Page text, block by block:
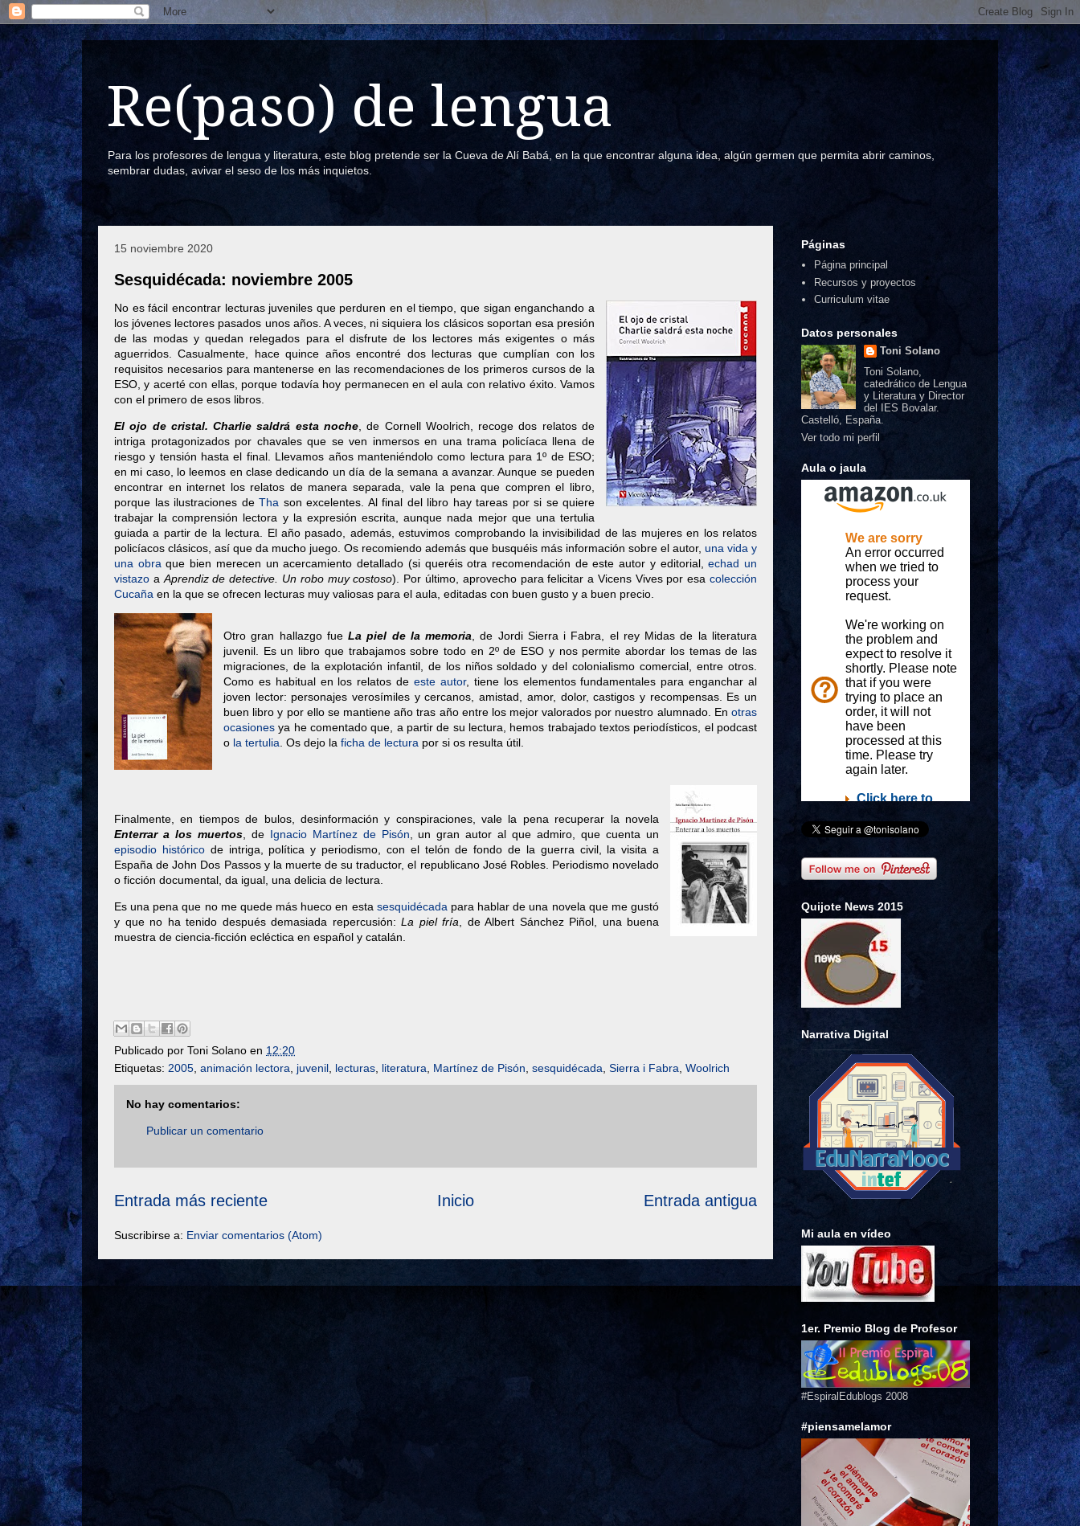
Re(paso) de lengua
Para los profesores de lengua y literatura, este blog pretende ser la Cueva de Alí Babá, en la que encontrar alguna idea, algún germen que permita abrir caminos,
sembrar dudas, avivar el seso de los más inquietos.
15 noviembre 2020
Sesquidécada: noviembre 2005
No es fácil encontrar lecturas juveniles que perduren en el tiempo, que sigan enganchando a
los jóvenes lectores pasados unos años. A veces, ni siquiera los clásicos soportan esa presión
de las modas y quedan relegados para el disfrute de los lectores más exigentes o más
aguerridos. Casualmente, hace quince años encontré dos lecturas que cumplían con los
requisitos necesarios para mantenerse en las recomendaciones de los primeros cursos de la
ESO, y acerté con ellas, porque todavía hoy permanecen en el aula con relativo éxito. Vamos
con el primero de esos libros.
El ojo de cristal. Charlie saldrá esta noche , de Cornell Woolrich, recoge dos relatos de
intriga protagonizados por chavales que se ven inmersos en una trama policíaca llena de
riesgo y tensión hasta el final. Llevamos años manteniéndolo como lectura para 1º de ESO;
en mi caso, lo leemos en clase dedicando un día de la semana a avanzar. Aunque se pueden
encontrar en internet los relatos de manera separada, vale la pena que compren el libro,
porque las ilustraciones de Tha son excelentes. Al final del libro hay tareas por si se quiere
trabajar la comprensión lectora y la expresión escrita, aunque nada mejor que una tertulia
guiada a partir de la lectura. El año pasado, además, estuvimos comprobando la invisibilidad de las mujeres en los relatos
policíacos clásicos, así que da mucho juego. Os recomiendo además que busquéis más información sobre el autor, una vida y
una obra que bien merecen un acercamiento detallado (si queréis otra recomendación de este autor y editorial,echad un
vistazo a Aprendiz de detective. Un robo muy costoso). Por último, aprovecho para felicitar a Vicens Vives por esacolección
Cucaña en la que se ofrecen lecturas muy valiosas para el aula, editadas con buen gusto y a buen precio.
Otro gran hallazgo fueLa piel de la memoria , de Jordi Sierra i Fabra, el rey Midas de la literatura
juvenil. Es un libro que trabajamos sobre todo en 2º de ESO y nos permite abordar los temas de las
migraciones, de la explotación infantil, de los niños soldado y del colonialismo comercial, entre otros.
Como es habitual en los relatos deeste autor, tiene los elementos fundamentales para enganchar al
joven lector: personajes verosímiles y cercanos, amistad, amor, dolor, castigos y recompensas. Es un
buen libro y por ello se mantiene año tras año entre los mejor valorados por nuestro alumnado. En otras
ocasiones ya he comentado que, a partir de su lectura, hemos trabajado textos periodísticos, el podcast
o la tertulia . Os dejo la ficha de lectura por si os resulta útil.
Finalmente, en tiempos de bulos, desinformación y conspiraciones, vale la pena recuperar la novela
Enterrar a los muertos, de Ignacio Martínez de Pisón , un gran autor al que admiro, que cuenta un
episodio históricode intriga, política y periodismo, con el telón de fondo de la guerra civil, la visita a
España de John Dos Passos y la muerte de su traductor, el republicano José Robles. Periodismo novelado
o ficción documental, da igual, una delicia de lectura.
Es una pena que no me quede más hueco en esta sesquidécada para hablar de una novela que me gustó
y que no ha tenido después demasiada repercusión: La piel fría , de Albert Sánchez Piñol, una buena
muestra de ciencia-ficción ecléctica en español y catalán.
Publicado por Toni Solano en 12:20
Etiquetas: 2005 animación lectora juvenil lecturas literatura Martínez de Pisón sesquidécada Sierra i Fabra Woolrich
No hay comentarios:
Publicar un comentario
Entrada más reciente Entrada antigua
Inicio
Suscribirse a: Enviar comentarios (Atom)
Páginas
Página principal
Recursos y proyectos
Curriculum vitae
Datos personales
Toni Solano
Toni Solano,
catedrático de Lengua
y Literatura y Director
del IES Bovalar.
Castelló, España.
Ver todo mi perfil
Aula o jaula
Quijote News 2015
Narrativa Digital
Mi aula en vídeo
1er. Premio Blog de Profesor
#EspiralEdublogs 2008
#piensamelamor